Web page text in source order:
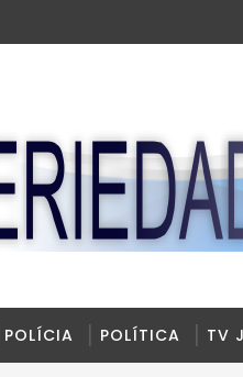
POLÍCIA POLÍTICA TV